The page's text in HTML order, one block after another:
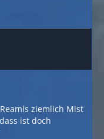
ziemlich Mist
ist doch